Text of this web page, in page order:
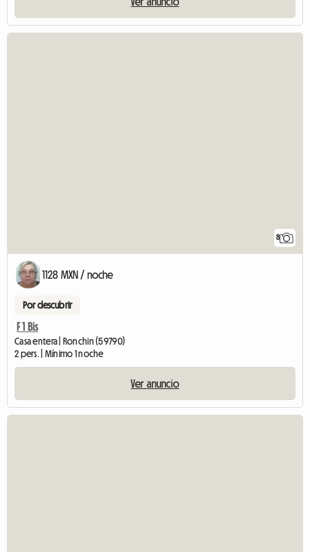
8
1128 MXN / noche
Por descubrir
F 1 Bis
Casa entera | Ronchin (59790)
2 pers. | Mínimo 1 noche
Ver anuncio